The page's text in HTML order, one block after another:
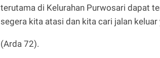
terutama di Kelurahan Purwosari dapat
segera kita atasi dan kita cari jalan
(Arda 72).